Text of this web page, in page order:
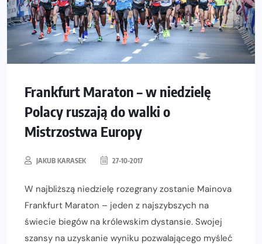
Frankfurt Maraton – w niedzielę
Polacy ruszają do walki o
Mistrzostwa Europy
JAKUB KARASEK 27-10-2017
W najbliższą niedzielę rozegrany zostanie Mainova
Frankfurt Maraton – jeden z najszybszych na
świecie biegów na królewskim dystansie. Swojej
szansy na uzyskanie wyniku pozwalającego myśleć